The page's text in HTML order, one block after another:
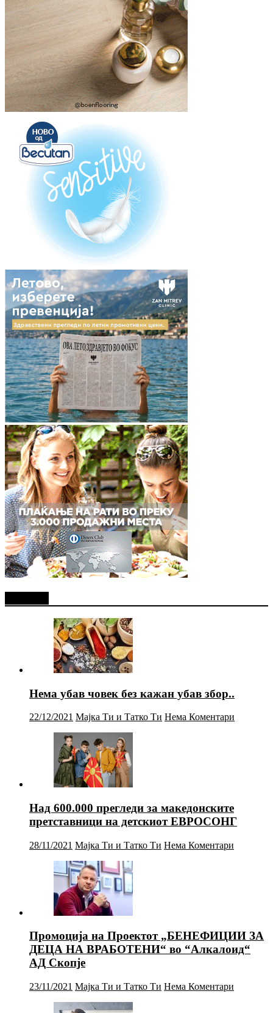
Нема убав човек без кажан убав збор..
22/12/2021 Мајка Ти и Татко Ти Нема Коментари
Над 600.000 прегледи за македонските
претставници на детскиот ЕВРОСОНГ
28/11/2021 Мајка Ти и Татко Ти Нема Коментари
Промоција на Проектот „БЕНЕФИЦИИ ЗА
ДЕЦА НА ВРАБОТЕНИ“ во “Алкалоид“
АД Скопје
23/11/2021 Мајка Ти и Татко Ти Нема Коментари